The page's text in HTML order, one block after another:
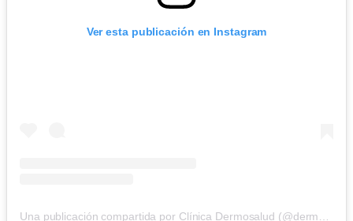
Ver esta publicación en Instagram